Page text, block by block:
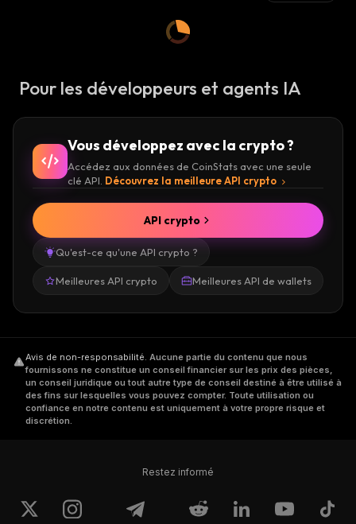
Pour les développeurs et agents IA
Vous développez avec la crypto ?
Accédez aux données de CoinStats avec une seule
clé API. Découvrez la meilleure API crypto
Qu'est-ce qu'une API crypto ?
Meilleures API crypto Meilleures API de wallets
API crypto
Avis de non-responsabilité. Aucune partie du contenu que nous
fournissons ne constitue un conseil financier sur les prix des pièces,
un conseil juridique ou tout autre type de conseil destiné à être utilisé à
des fins sur lesquelles vous pouvez compter. Toute utilisation ou
confiance en notre contenu est uniquement à votre propre risque et
discrétion.
Restez informé